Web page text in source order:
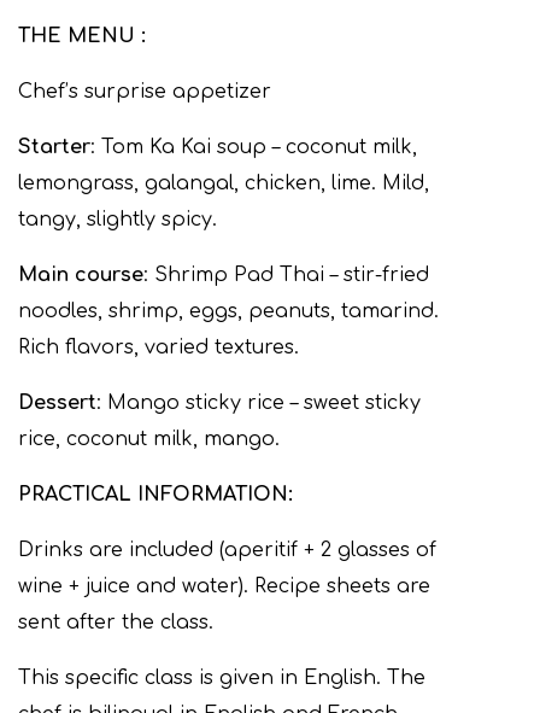
THE MENU :
Chef’s surprise appetizer
Starter: Tom Ka Kai soup – coconut milk,
lemongrass, galangal, chicken, lime. Mild,
tangy, slightly spicy.
Main course: Shrimp Pad Thai – stir-fried
noodles, shrimp, eggs, peanuts, tamarind.
Rich flavors, varied textures.
Dessert: Mango sticky rice – sweet sticky
rice, coconut milk, mango.
PRACTICAL INFORMATION:
Drinks are included (aperitif + 2 glasses of
wine + juice and water). Recipe sheets are
sent after the class.
This specific class is given in English. The